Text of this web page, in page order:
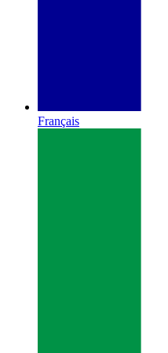
Français